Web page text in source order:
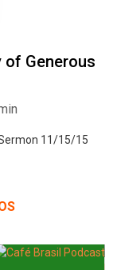
of Generous
11/15/15